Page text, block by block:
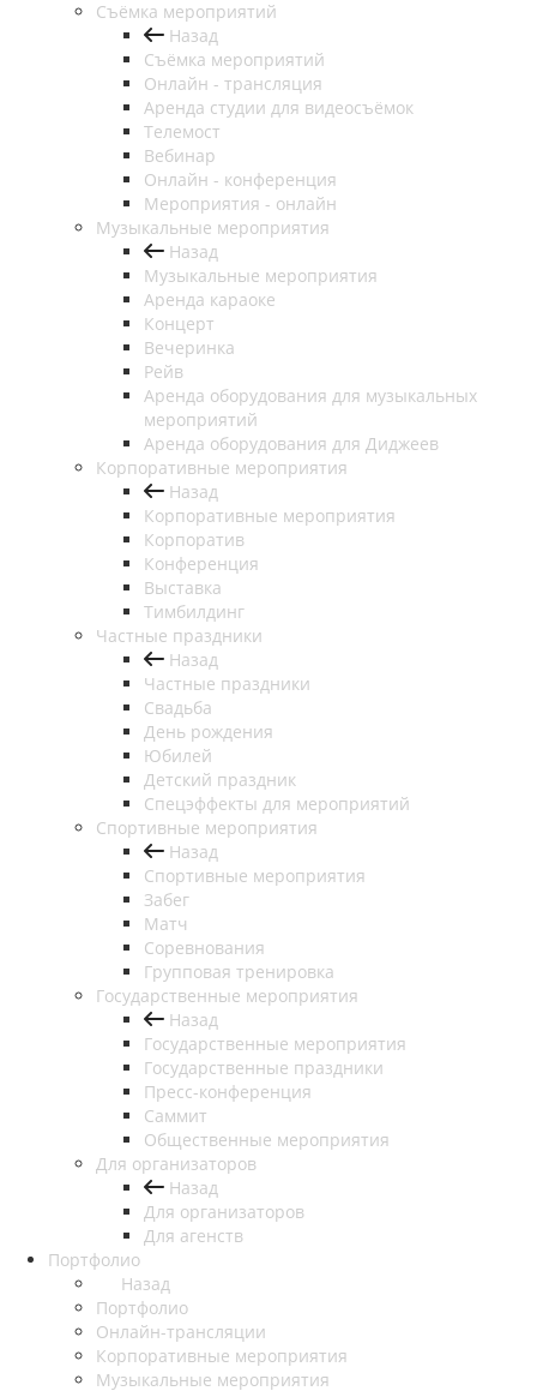
Съёмка мероприятий
Назад
Съёмка мероприятий
Онлайн - трансляция
Аренда студии для видеосъёмок
Телемост
Вебинар
Онлайн - конференция
Мероприятия - онлайн
Музыкальные мероприятия
Назад
Музыкальные мероприятия
Аренда караоке
Концерт
Вечеринка
Рейв
Аренда оборудования для музыкальных
мероприятий
Аренда оборудования для Диджеев
Корпоративные мероприятия
Назад
Корпоративные мероприятия
Корпоратив
Конференция
Выставка
Тимбилдинг
Частные праздники
Назад
Частные праздники
Свадьба
День рождения
Юбилей
Детский праздник
Спецэффекты для мероприятий
Спортивные мероприятия
Назад
Спортивные мероприятия
Забег
Матч
Соревнования
Групповая тренировка
Государственные мероприятия
Назад
Государственные мероприятия
Государственные праздники
Пресс-конференция
Саммит
Общественные мероприятия
Для организаторов
Назад
Для организаторов
Для агенств
Портфолио
Назад
Портфолио
Онлайн-трансляции
Корпоративные мероприятия
Музыкальные мероприятия